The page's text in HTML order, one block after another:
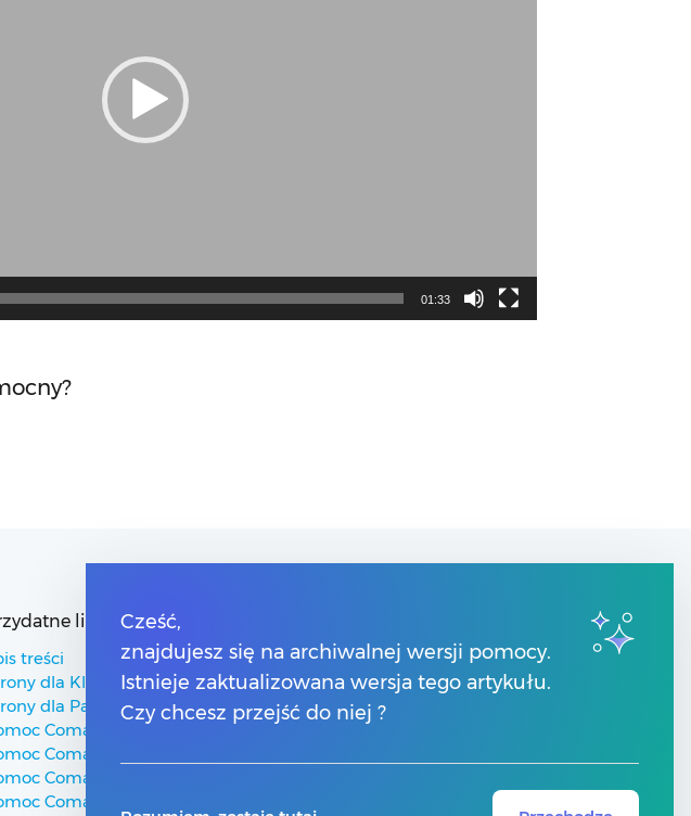
01:33
linki
treści
dla Klientów
dla Partnerów
Comarch ERP
Comarch Betterfly
Comarch e-Sklep
Comarch HRM
Numery telefonów
Znajdź Partnera Comarch
Formularz kontaktowy
Cześć,
znajdujesz się na archiwalnej wersji pomocy.
Istnieje zaktualizowana wersja tego artykułu.
Czy chcesz przejść do niej ?